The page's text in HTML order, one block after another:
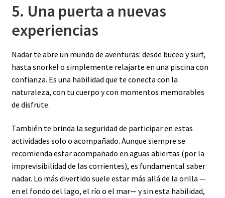
5. Una puerta a nuevas
experiencias
Nadar te abre un mundo de aventuras: desde buceo y surf,
hasta snorkel o simplemente relajarte en una piscina con
confianza. Es una habilidad que te conecta con la
naturaleza, con tu cuerpo y con momentos memorables
de disfrute.
También te brinda la seguridad de participar en estas
actividades solo o acompañado. Aunque siempre se
recomienda estar acompañado en aguas abiertas (por la
imprevisibilidad de las corrientes), es fundamental saber
nadar. Lo más divertido suele estar más allá de la orilla —
en el fondo del lago, el río o el mar— y sin esta habilidad,